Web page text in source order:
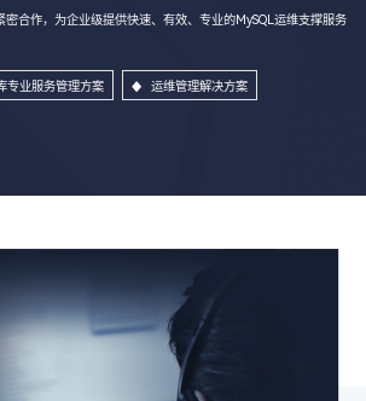
合作，为企业级提供快速、有效、专业的MySQL运维支撑服务
专业服务管理方案 运维管理解决方案